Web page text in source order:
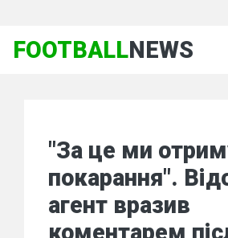
FOOTBALLNEWS
"За це ми
покарання".
агент вразив
коментарем